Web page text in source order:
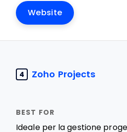
Website
4 Zoho Projects
Ideale per la gestione